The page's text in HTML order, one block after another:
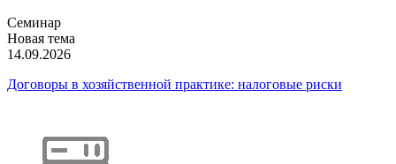
Семинар
Новая тема
14.09.2026
Договоры в хозяйственной практике: налоговые риски